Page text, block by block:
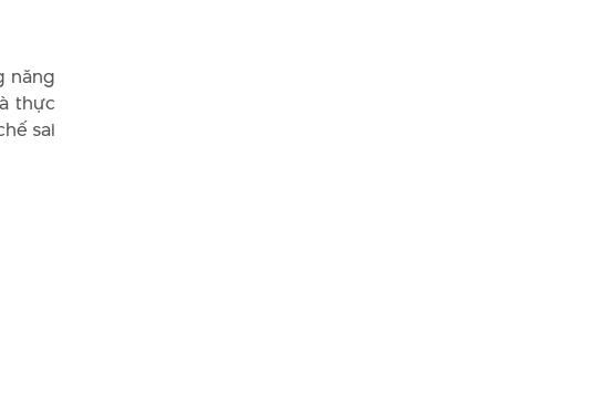
năng
thực
sai